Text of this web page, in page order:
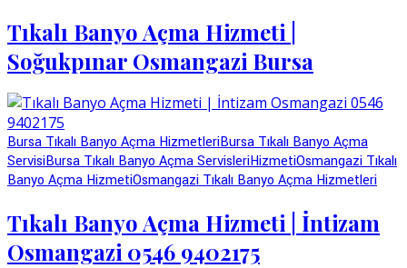
Tıkalı Banyo Açma Hizmeti |
Soğukpınar Osmangazi Bursa
Bursa Tıkalı Banyo Açma HizmetleriBursa Tıkalı Banyo Açma
ServisiBursa Tıkalı Banyo Açma ServisleriHizmetiOsmangazi Tıkalı
Banyo Açma HizmetiOsmangazi Tıkalı Banyo Açma Hizmetleri
Tıkalı Banyo Açma Hizmeti | İntizam
Osmangazi 0546 9402175